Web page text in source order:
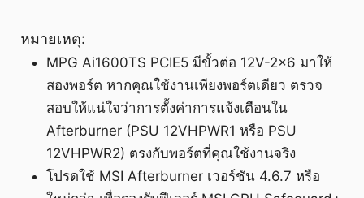
หมายเหตุ:
MPG Ai1600TS PCIE5 มีขั้วต่อ 12V-2x6 มาให้
สองพอร์ต หากคุณใช้งานเพียงพอร์ตเดียว ตรวจ
สอบให้แน่ใจว่าการตั้งค่าการแจ้งเตือนใน
Afterburner (PSU 12VHPWR1 หรือ PSU
12VHPWR2) ตรงกับพอร์ตที่คุณใช้งานจริง
โปรดใช้ MSI Afterburner เวอร์ชัน 4.6.7 หรือ